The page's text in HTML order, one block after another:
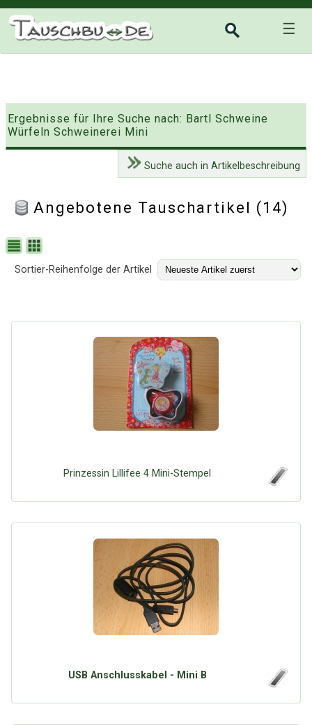
☰
Ergebnisse für Ihre Suche nach: Bartl Schweine
Würfeln Schweinerei Mini
Suche auch in Artikelbeschreibung
Angebotene Tauschartikel (14)
Sortier-Reihenfolge der Artikel
Prinzessin Lillifee 4 Mini-Stempel
USB Anschlusskabel - Mini B